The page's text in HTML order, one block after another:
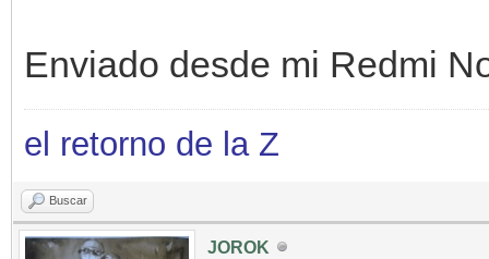
Enviado desde mi Redmi
el retorno de la Z
Buscar
JOROK